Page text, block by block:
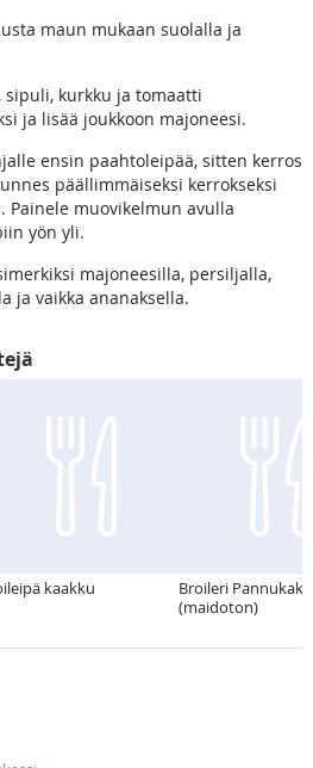
maun mukaan suolalla ja
kurkku ja tomaatti
ja lisää joukkoon majoneesi.
ensin paahtoleipää, sitten kerros
päällimmäiseksi kerrokseksi
Painele muovikelmun avulla
yön yli.
majoneesilla, persiljalla,
ja vaikka ananaksella.
kaakku
Broileri
(maidoton)